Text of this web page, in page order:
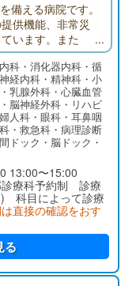
備える病院です。
供機能、非常災
います。また
」の承認・指定
科・消化器内科・循
経内科・精神科・小
乳腺外科・心臓血管
脳神経外科・リハビ
人科・眼科・耳鼻咽
・救急科・病理診断
ドック・脳ドック・
13:00〜15:00
療科予約制 診療
) 科目によって診療
直接の確認をおす
る